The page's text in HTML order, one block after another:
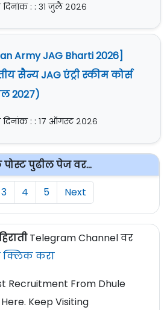
दिनांक : : ३१ जुलै २०२६
Army JAG Bharti 2026]
सैन्य JAG एंट्री स्कीम कोर्स
2027)
दिनांक : : १७ ऑगस्ट २०२६
पुढील पेज वर...
3 4 5 Next
Telegram Channel वर
करा
Recruitment From Dhule
Keep Visiting